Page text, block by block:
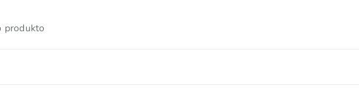
sultys, stingdikliai: E407, E440; rūgštingumą reguliuojančios
produkto